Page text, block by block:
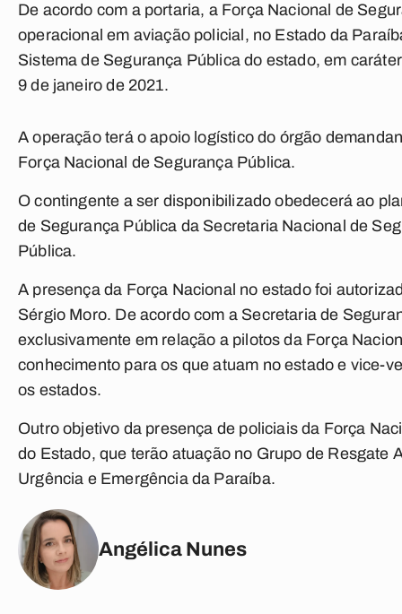
De acordo com a portaria, a Força Nacional de
operacional em aviação policial, no Estado da
Sistema de Segurança Pública do estado, em
9 de janeiro de 2021.
A operação terá o apoio logístico do órgão
Força Nacional de Segurança Pública.
O contingente a ser disponibilizado obedecerá ao
de Segurança Pública da Secretaria Nacional de
Pública.
A presença da Força Nacional no estado foi
Sérgio Moro. De acordo com a Secretaria de
exclusivamente em relação a pilotos da Força
conhecimento para os que atuam no estado e vice-
os estados.
Outro objetivo da presença de policiais da Força
do Estado, que terão atuação no Grupo de Resgate
Urgência e Emergência da Paraíba.
Angélica Nunes